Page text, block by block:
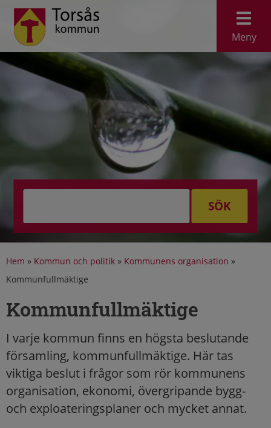
Meny
SÖK
Hem » Kommun och politik » Kommunens organisation »
Kommunfullmäktige
Kommunfullmäktige
I varje kommun finns en högsta beslutande
församling, kommunfullmäktige. Här tas
viktiga beslut i frågor som rör kommunens
organisation, ekonomi, övergripande bygg-
och exploateringsplaner och mycket annat.